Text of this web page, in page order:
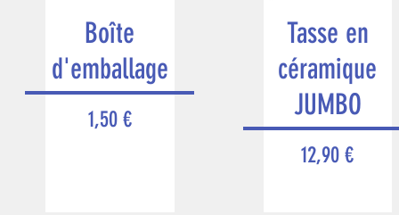
Boîte
d'emballage
Prix
1,50 €
Tasse en
céramique
JUMBO
Prix
12,90 €